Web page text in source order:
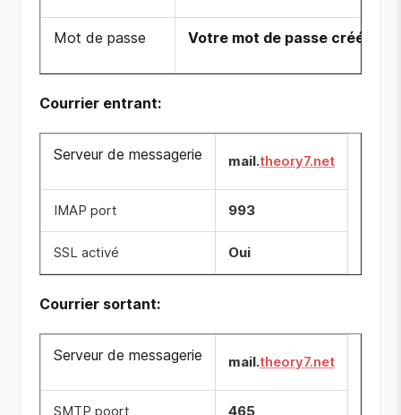
Mot de passe Votre mot de passe créé
Courrier entrant:
Serveur de messagerie mail.theory7.net
IMAP port 993
SSL activé Oui
Courrier sortant:
Serveur de messagerie mail.theory7.net
SMTP poort 465